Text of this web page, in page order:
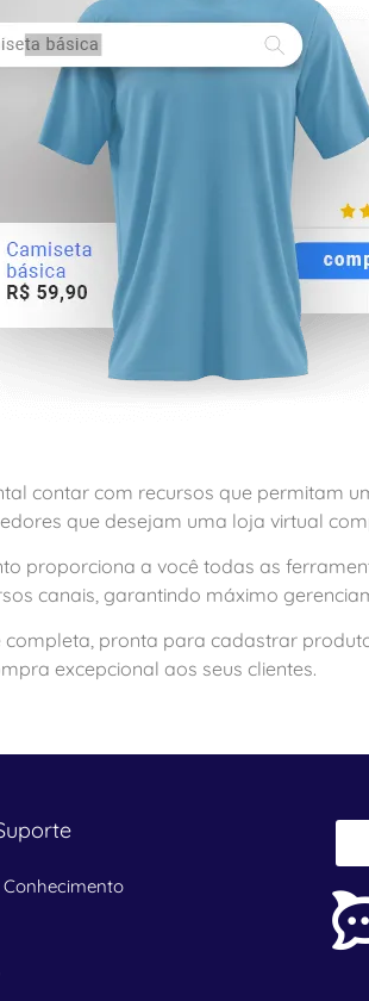
contar com recursos que permitam
que desejam uma loja virtual
proporciona a você todas as
canais, garantindo máximo
pronta para cadastrar
excepcional aos seus clientes.
Conhecimento